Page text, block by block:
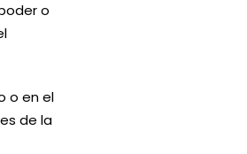
o
o en el
de la